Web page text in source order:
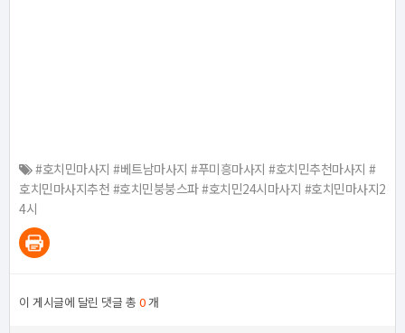
#호치민마사지 #베트남마사지 #푸미흥마사지 #호치민추천마사지 #
호치민마사지추천 #호치민붕붕스파 #호치민24시마사지 #호치민마사지2
4시
이 게시글에 달린 댓글 총 0개